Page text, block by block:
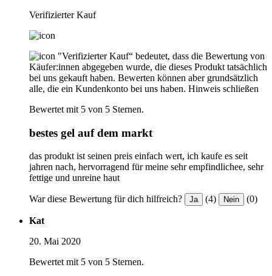
Verifizierter Kauf
"Verifizierter Kauf“ bedeutet, dass die Bewertung von
Käufer:innen abgegeben wurde, die dieses Produkt tatsächlich
bei uns gekauft haben. Bewerten können aber grundsätzlich
alle, die ein Kundenkonto bei uns haben. Hinweis schließen
Bewertet mit 5 von 5 Sternen.
bestes gel auf dem markt
das produkt ist seinen preis einfach wert, ich kaufe es seit
jahren nach, hervorragend für meine sehr empfindlichee, sehr
fettige und unreine haut
War diese Bewertung für dich hilfreich? Ja (4) Nein (0)
Kat
20. Mai 2020
Bewertet mit 5 von 5 Sternen.